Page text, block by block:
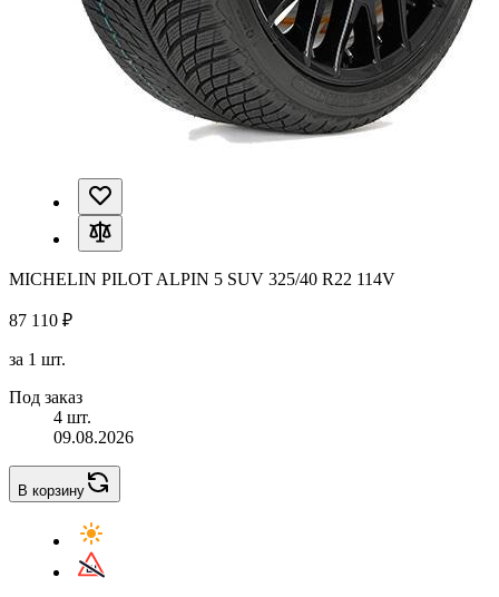
MICHELIN PILOT ALPIN 5 SUV 325/40 R22 114V
87 110 ₽
за 1 шт.
Под заказ
4 шт.
09.08.2026
В корзину